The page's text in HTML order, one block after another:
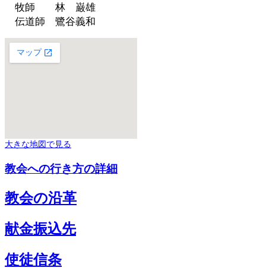
牧師 林 巌雄
伝道師 鷺谷義和
大きな地図で見る
教会への行き方の詳細
教会の沿革
献金振込先
使徒信条